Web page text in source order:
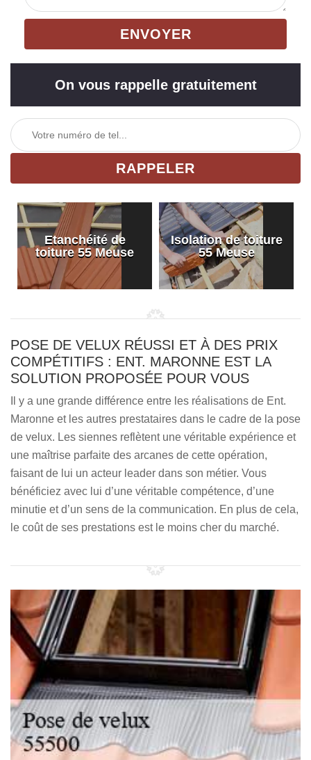
On vous rappelle gratuitement
Etanchéité de
toiture 55 Meuse
Isolation de toiture
55 Meuse
POSE DE VELUX RÉUSSI ET À DES PRIX
COMPÉTITIFS : ENT. MARONNE EST LA
SOLUTION PROPOSÉE POUR VOUS
Il y a une grande différence entre les réalisations de Ent.
Maronne et les autres prestataires dans le cadre de la pose
de velux. Les siennes reflètent une véritable expérience et
une maîtrise parfaite des arcanes de cette opération,
faisant de lui un acteur leader dans son métier. Vous
bénéficiez avec lui d’une véritable compétence, d’une
minutie et d’un sens de la communication. En plus de cela,
le coût de ses prestations est le moins cher du marché.